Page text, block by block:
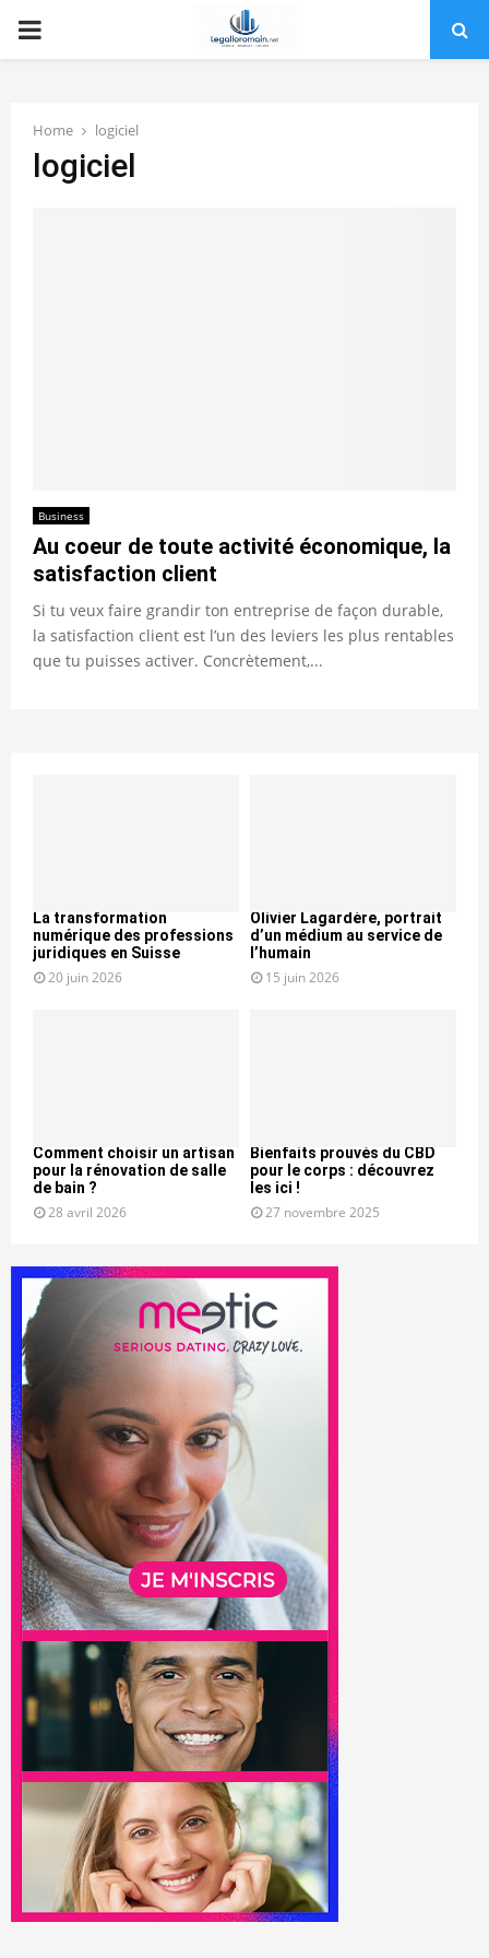
PRIMARY
Home logiciel
logiciel
Business
Au coeur de toute activité économique, la
satisfaction client
Si tu veux faire grandir ton entreprise de façon durable,
la satisfaction client est l’un des leviers les plus rentables
que tu puisses activer. Concrètement,...
La transformation
numérique des professions
juridiques en Suisse
20 juin 2026
Olivier Lagardère, portrait
d’un médium au service de
l’humain
15 juin 2026
Comment choisir un artisan
pour la rénovation de salle
de bain ?
28 avril 2026
Bienfaits prouvés du CBD
pour le corps : découvrez
les ici !
27 novembre 2025